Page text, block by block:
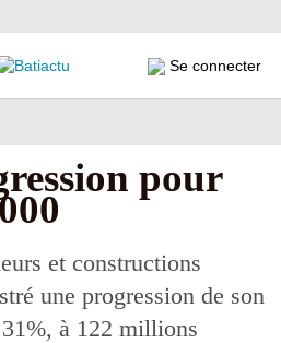
Se connecter
pour
et constructions
une progression de son
à 122 millions